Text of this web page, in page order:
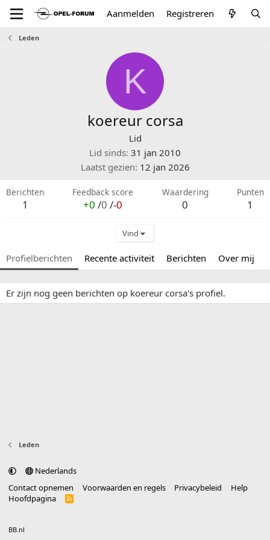
Aanmelden Registreren
Leden
K
koereur corsa
Lid
Lid sinds 31 jan 2010
Laatst gezien 12 jan 2026
Berichten
1
Feedback score
+0 /0 /-0
Waardering
0
Punten
1
Vind
Profielberichten Recente activiteit Berichten Over mij
Er zijn nog geen berichten op koereur corsa's profiel.
Leden
Nederlands
Contact opnemen
Voorwaarden en regels Privacybeleid
Help
Hoofdpagina
R
BB.nl